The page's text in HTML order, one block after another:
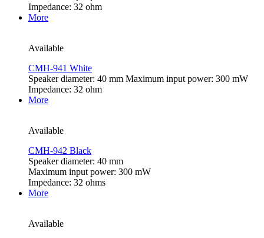
Impedance: 32 ohm
More
Available
CMH-941 White
Speaker diameter: 40 mm Maximum input power: 300 mW
Impedance: 32 ohm
More
Available
CMH-942 Black
Speaker diameter: 40 mm
Maximum input power: 300 mW
Impedance: 32 ohms
More
Available